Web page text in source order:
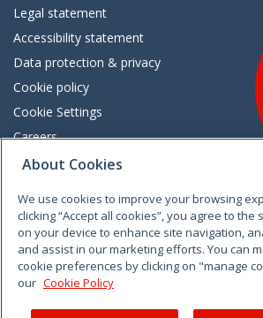
Legal statement
Accessibility statement
Data protection & privacy
Cookie policy
Cookie Settings
Careers
Freedom of information
VimeoLinkedinTwitterInstagramFacebook
About Cookies
We use cookies to improve your browsing
clicking “Accept all cookies”, you agree to the
on your device to enhance site navigation,
and assist in our marketing efforts. You can
cookie preferences by clicking on "manage
our Cookie Policy